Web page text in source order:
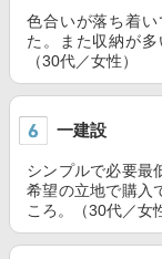
色合いが落ち着
た。また収納が多
（30代／女性）
一建設
シンプルで必要最
希望の立地で購入
ころ。（30代／女